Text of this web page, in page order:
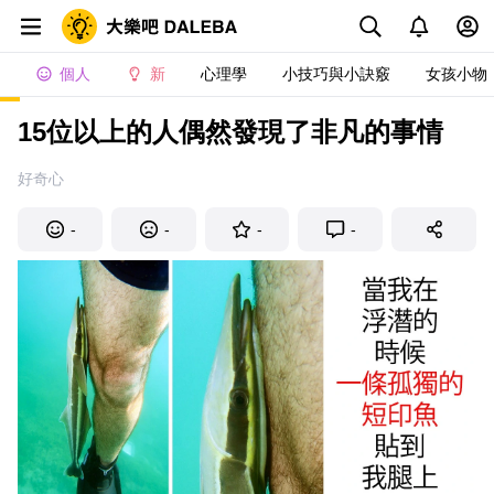
個人 新 心理學 小技巧與小訣竅 女孩小物
15位以上的人偶然發現了非凡的事情
好奇心
- - - -